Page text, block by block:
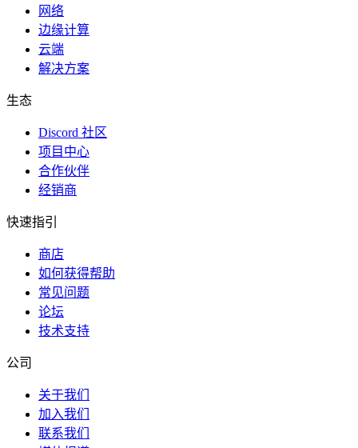
网络
边缘计算
云端
解决方案
生态
Discord 社区
项目中心
合作伙伴
经销商
快速指引
商店
如何获得帮助
常见问题
论坛
技术支持
公司
关于我们
加入我们
联系我们